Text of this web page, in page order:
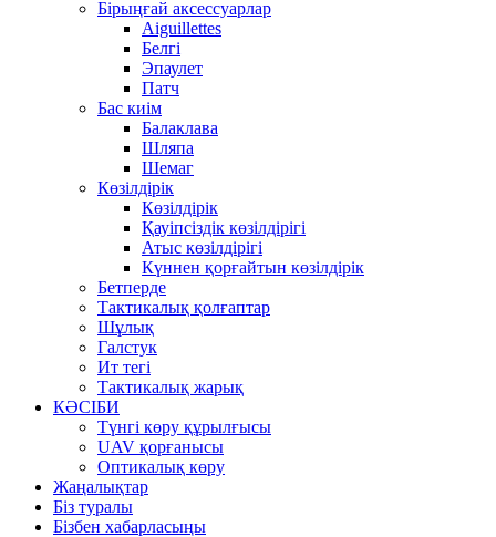
Бірыңғай аксессуарлар
Aiguillettes
Белгі
Эпаулет
Патч
Бас киім
Балаклава
Шляпа
Шемаг
Көзілдірік
Көзілдірік
Қауіпсіздік көзілдірігі
Атыс көзілдірігі
Күннен қорғайтын көзілдірік
Бетперде
Тактикалық қолғаптар
Шұлық
Галстук
Ит тегі
Тактикалық жарық
КӘСІБИ
Түнгі көру құрылғысы
UAV қорғанысы
Оптикалық көру
Жаңалықтар
Біз туралы
Бізбен хабарласыңы